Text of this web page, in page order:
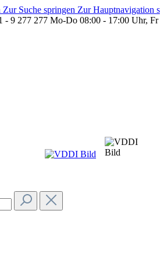
Zur Suche springen Zur Hauptnavigation
- 9 277 277 Mo-Do 08:00 - 17:00 Uhr,